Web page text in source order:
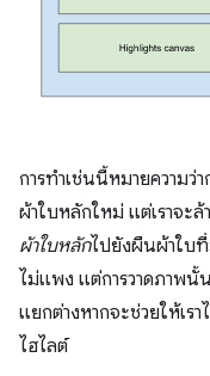
การทำเช่นนี้หมายความว่
ผ้าใบหลักใหม่ แต่เราจะ
ผ้าใบหลักไปยังผืนผ้าใบ
ไม่แพง แต่การวาดภาพนั้
แยกต่างหากจะช่วยให้เร
ไฮไลต์